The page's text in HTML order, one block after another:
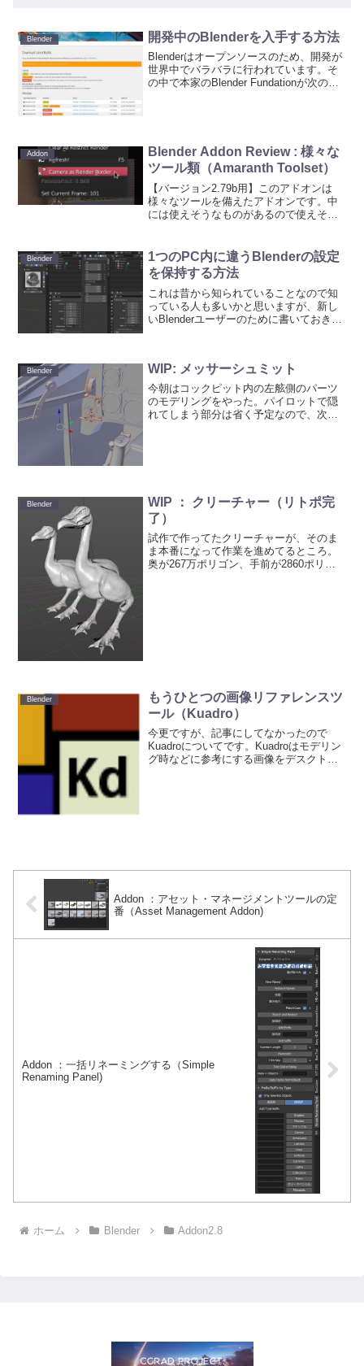
Blender 開発中のBlenderを入手する方法
Blenderはオープンソースのため、開発が
世界中でバラバラに行われています。そ
の中で本家のBlender Fundationが次のバ
Addon
Blender Addon Review : 様々な
ツール類（Amaranth Toolset）
【バージョン2.79b用】このアドオンは
様々なツールを備えたアドオンです。中
には使えそうなものがあるので使えそう
に含まれているツールとその使い方は上
記の作者のサイトを参...
Blender
1つのPC内に違うBlenderの設定
を保持する方法
これは昔から知られていることなので知
っている人も多いかと思いますが、新し
いBlenderユーザーのために書いておきま
方法...
Blender WIP: メッサーシュミット
今朝はコックピット内の左舷側のパーツ
のモデリングをやった。パイロットで隠
れてしまう部分は省く予定なので、次は
Blender
WIP ： クリーチャー（リトポ完
了）
試作で作ってたクリーチャーが、そのま
ま本番になって作業を進めてるところ。
奥が267万ポリゴン、手前が2860ポリゴ
Blender
もうひとつの画像リファレンスツ
ール（Kuadro）
今更ですが、記事にしてなかったので
Kuadroについてです。Kuadroはモデリン
グ時などに参考にする画像をデスクトッ
Addon ：アセット・マネージメントツールの定
番（Asset Management Addon)
Addon ：一括リネーミングする（Simple
Renaming Panel)
ホーム Blender Addon2.8